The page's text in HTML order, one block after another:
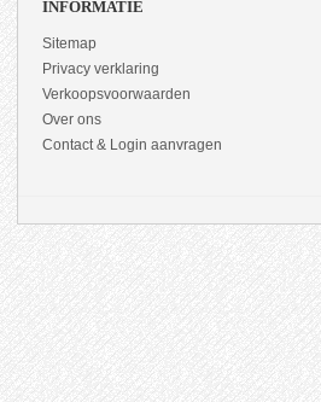
INFORMATIE
Sitemap
Privacy verklaring
Verkoopsvoorwaarden
Over ons
Contact & Login aanvragen